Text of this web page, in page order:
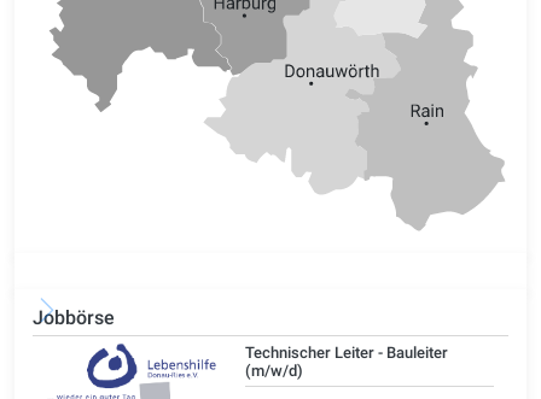
Jobbörse
Technischer Leiter - Bauleiter
(m/w/d)